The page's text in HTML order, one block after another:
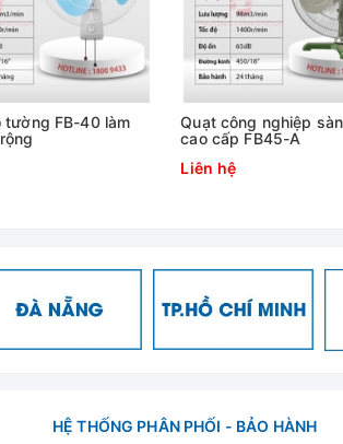
tường FB-40 làm
Quạt công nghiệp
cao cấp FB45-A
Liên hệ
HỆ THỐNG PHÂN PHỐI - BẢO HÀNH